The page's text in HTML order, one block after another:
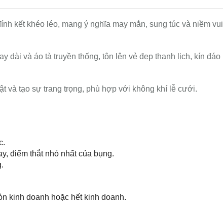
kết khéo léo, mang ý nghĩa may mắn, sung túc và niềm vui
dài và áo tà truyền thống, tôn lên vẻ đẹp thanh lịch, kín đáo
và tạo sự trang trọng, phù hợp với không khí lễ cưới.
điểm thắt nhỏ nhất của bụng.
kinh doanh hoặc hết kinh doanh.